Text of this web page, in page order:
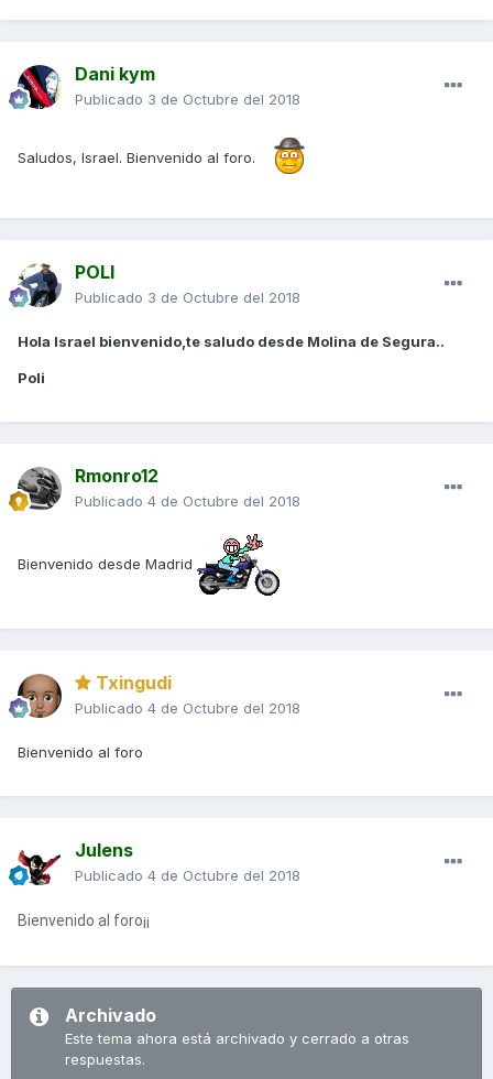
Dani kym
Publicado 3 de Octubre del 2018
Saludos, Israel. Bienvenido al foro.
POLI
Publicado 3 de Octubre del 2018
Hola Israel bienvenido,te saludo desde Molina de Segura..
Poli
Rmonro12
Publicado 4 de Octubre del 2018
Bienvenido desde Madrid
Txingudi
Publicado 4 de Octubre del 2018
Bienvenido al foro
Julens
Publicado 4 de Octubre del 2018
Bienvenido al foro¡¡
Archivado
Este tema ahora está archivado y cerrado a otras
respuestas.